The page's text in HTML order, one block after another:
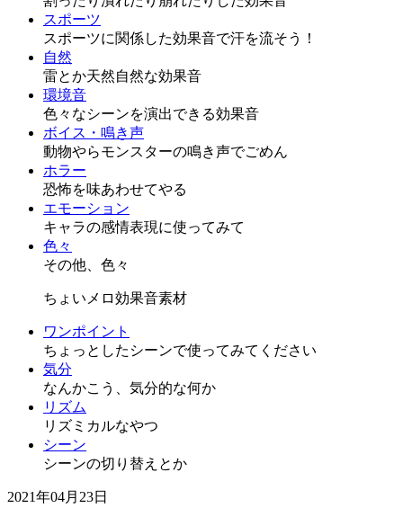
スポーツ
スポーツに関係した効果音で汗を流そう！
自然
雷とか天然自然な効果音
環境音
色々なシーンを演出できる効果音
ボイス・鳴き声
動物やらモンスターの鳴き声でごめん
ホラー
恐怖を味あわせてやる
エモーション
キャラの感情表現に使ってみて
色々
その他、色々
ちょいメロ効果音素材
ワンポイント
ちょっとしたシーンで使ってみてください
気分
なんかこう、気分的な何か
リズム
リズミカルなやつ
シーン
シーンの切り替えとか
2021年04月23日